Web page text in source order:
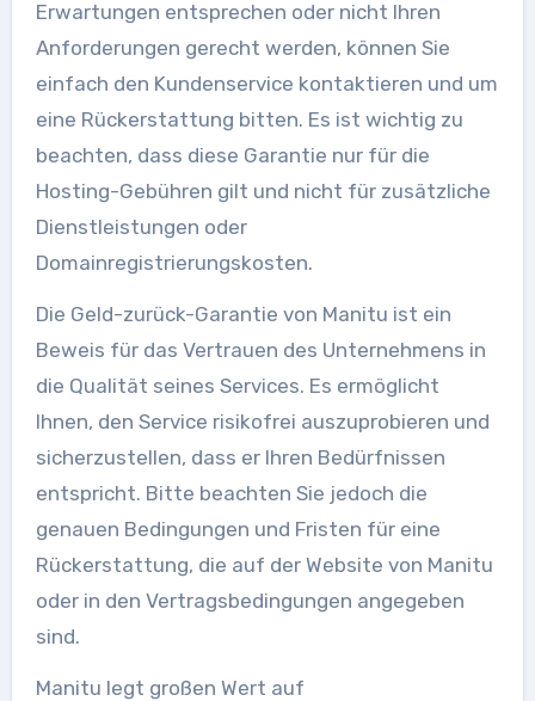
Erwartungen entsprechen oder nicht Ihren
Anforderungen gerecht werden, können Sie
einfach den Kundenservice kontaktieren und um
eine Rückerstattung bitten. Es ist wichtig zu
beachten, dass diese Garantie nur für die
Hosting-Gebühren gilt und nicht für zusätzliche
Dienstleistungen oder
Domainregistrierungskosten.
Die Geld-zurück-Garantie von Manitu ist ein
Beweis für das Vertrauen des Unternehmens in
die Qualität seines Services. Es ermöglicht
Ihnen, den Service risikofrei auszuprobieren und
sicherzustellen, dass er Ihren Bedürfnissen
entspricht. Bitte beachten Sie jedoch die
genauen Bedingungen und Fristen für eine
Rückerstattung, die auf der Website von Manitu
oder in den Vertragsbedingungen angegeben
sind.
Manitu legt großen Wert auf